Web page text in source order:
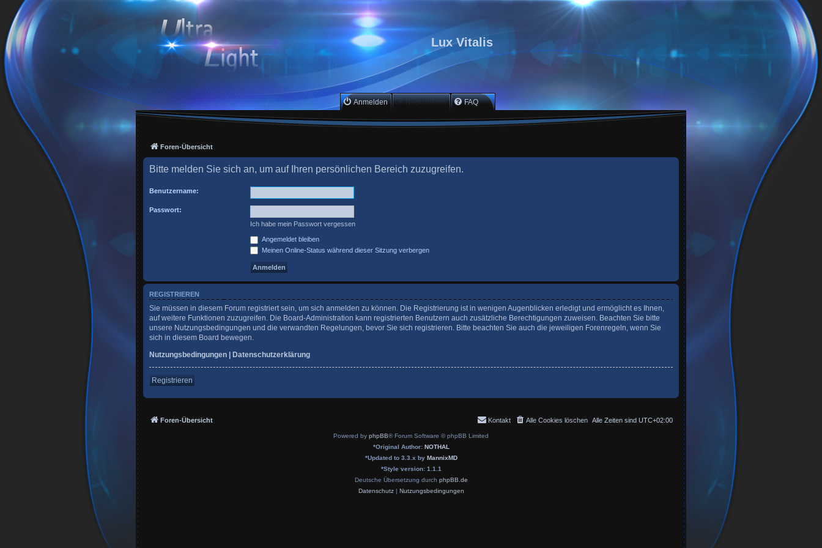
Lux Vitalis
Anmelden Registrieren FAQ
Foren-Übersicht
Bitte melden Sie sich an, um auf Ihren persönlichen Bereich zuzugreifen.
Benutzername:
Passwort:
Ich habe mein Passwort vergessen
Angemeldet bleiben
Meinen Online-Status während dieser Sitzung verbergen
REGISTRIEREN
Sie müssen in diesem Forum registriert sein, um sich anmelden zu können. Die Registrierung ist in wenigen Augenblicken erledigt und ermöglicht es Ihnen,
auf weitere Funktionen zuzugreifen. Die Board-Administration kann registrierten Benutzern auch zusätzliche Berechtigungen zuweisen. Beachten Sie bitte
unsere Nutzungsbedingungen und die verwandten Regelungen, bevor Sie sich registrieren. Bitte beachten Sie auch die jeweiligen Forenregeln, wenn Sie
sich in diesem Board bewegen.
Nutzungsbedingungen | Datenschutzerklärung
Registrieren
Foren-Übersicht Alle Zeiten sind UTC+02:00
Alle Cookies löschen
Kontakt
Powered by phpBB® Forum Software © phpBB Limited
*Original Author: NOTHAL
*Updated to 3.3.x by MannixMD
*Style version: 1.1.1
Deutsche Übersetzung durch phpBB.de
Datenschutz| Nutzungsbedingungen